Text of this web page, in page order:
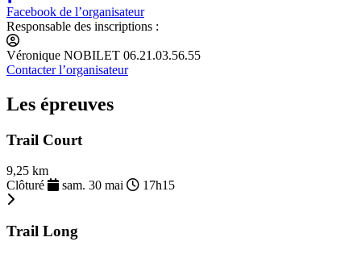
Facebook de l’organisateur
Responsable des inscriptions :
Véronique NOBILET 06.21.03.56.55
Contacter l’organisateur
Les épreuves
Trail Court
9,25 km
Clôturé
sam. 30 mai 17h15
Trail Long